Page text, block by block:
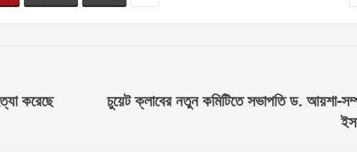
করেছে
চুয়েট ক্লাবের নতুন কমিটিতে সভাপতি ড. আয়শা-